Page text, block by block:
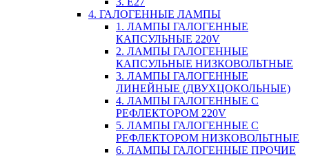
4. ГАЛОГЕННЫЕ ЛАМПЫ
1. ЛАМПЫ ГАЛОГЕННЫЕ
КАПСУЛЬНЫЕ 220V
2. ЛАМПЫ ГАЛОГЕННЫЕ
КАПСУЛЬНЫЕ НИЗКОВОЛЬТНЫЕ
3. ЛАМПЫ ГАЛОГЕННЫЕ
ЛИНЕЙНЫЕ (ДВУХЦОКОЛЬНЫЕ)
4. ЛАМПЫ ГАЛОГЕННЫЕ С
РЕФЛЕКТОРОМ 220V
5. ЛАМПЫ ГАЛОГЕННЫЕ С
РЕФЛЕКТОРОМ НИЗКОВОЛЬТНЫЕ
6. ЛАМПЫ ГАЛОГЕННЫЕ ПРОЧИЕ